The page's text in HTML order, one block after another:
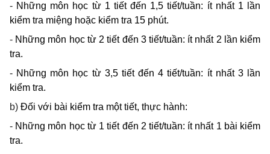
- Những môn học từ 1 tiết đến 1,5 tiết/tuần: ít nhất 1 lần
kiểm tra miệng hoặc kiểm tra 15 phút.
- Những môn học từ 2 tiết đến 3 tiết/tuần: ít nhất 2 lần kiểm
tra.
- Những môn học từ 3,5 tiết đến 4 tiết/tuần: ít nhất 3 lần
kiểm tra.
b) Đối với bài kiểm tra một tiết, thực hành:
- Những môn học từ 1 tiết đến 2 tiết/tuần: ít nhất 1 bài kiểm
tra.